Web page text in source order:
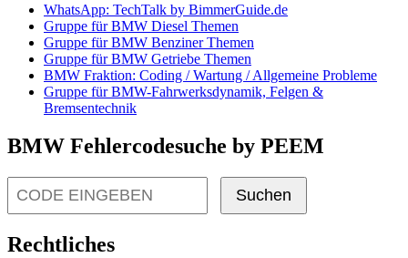
WhatsApp: TechTalk by BimmerGuide.de
Gruppe für BMW Diesel Themen
Gruppe für BMW Benziner Themen
Gruppe für BMW Getriebe Themen
BMW Fraktion: Coding / Wartung / Allgemeine Probleme
Gruppe für BMW-Fahrwerksdynamik, Felgen &
Bremsentechnik
BMW Fehlercodesuche by PEEM
Suchen
Rechtliches